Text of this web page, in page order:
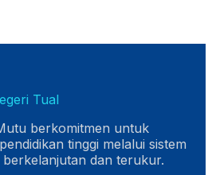
Tual
berkomitmen untuk
tinggi melalui sistem
dan terukur.